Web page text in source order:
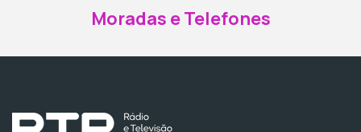
Moradas e Telefones